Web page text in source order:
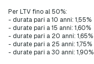
Per LTV fino al 50%:
- durata pari a 10 anni: 1,55%
- durate pari a 15 anni: 1,60%
- durate pari a 20 anni: 1,65%
- durate pari a 25 anni: 1,75%
- durate pari a 30 anni: 1,90%